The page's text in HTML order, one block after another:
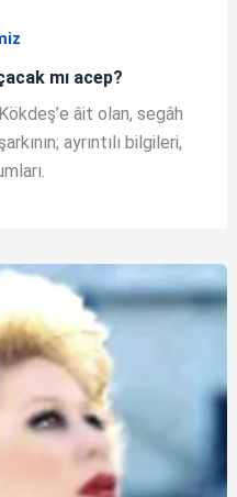
mı acep?
âit olan, segâh
ayrıntılı bilgileri,